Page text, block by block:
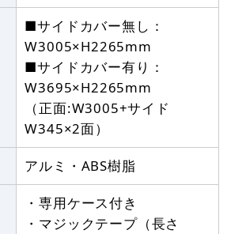
■サイドカバー無し：
W3005×H2265mm
■サイドカバー有り：
W3695×H2265mm
（正面:W3005+サイド
W345×2面）
アルミ・ABS樹脂
・専用ケース付き
・マジックテープ（長さ